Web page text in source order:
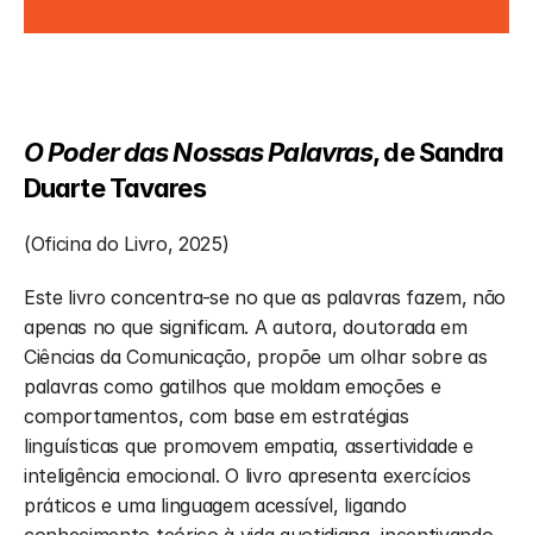
O Poder das Nossas Palavras, de Sandra
Duarte Tavares
(Oficina do Livro, 2025)
Este livro concentra-se no que as palavras fazem, não
apenas no que significam. A autora, doutorada em
Ciências da Comunicação, propõe um olhar sobre as
palavras como gatilhos que moldam emoções e
comportamentos, com base em estratégias
linguísticas que promovem empatia, assertividade e
inteligência emocional. O livro apresenta exercícios
práticos e uma linguagem acessível, ligando